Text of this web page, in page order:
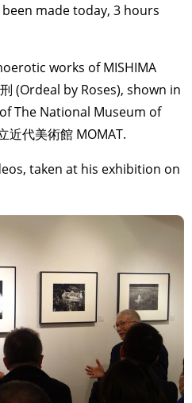
made today, 3 hours
works of MISHIMA
(Ordeal by Roses), shown in
The National Museum of
近代美術館 MOMAT.
taken at his exhibition on